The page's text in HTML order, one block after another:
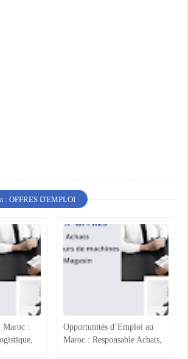
: OFFRES D'EMPLOI
Maroc :
Opportunités d’Emploi au
Maroc : Responsable Achats,